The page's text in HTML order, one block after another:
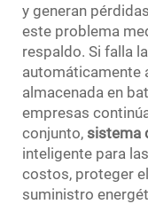
y generan
este problema
respaldo. Si falla
automáticamente
almacenada en
empresas
conjunto, sistema
inteligente para
costos, proteger
suministro